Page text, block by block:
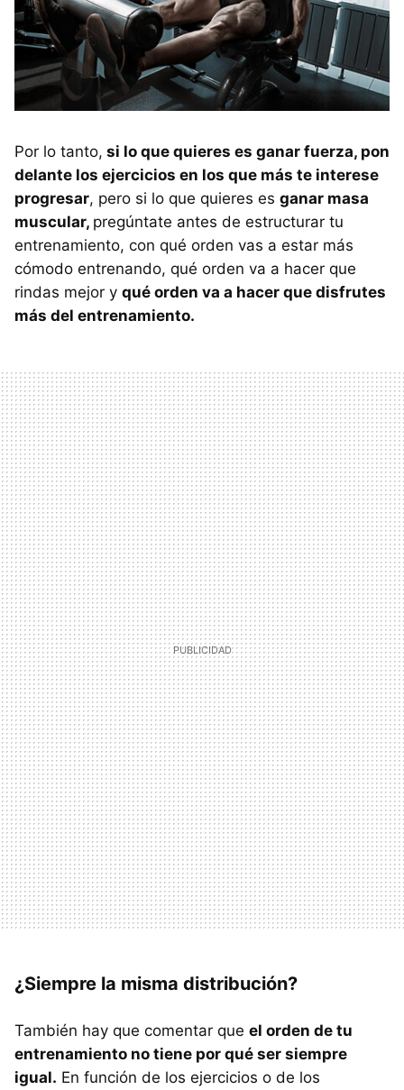
Por lo tanto, si lo que quieres es ganar fuerza, pon
delante los ejercicios en los que más te interese
progresar, pero si lo que quieres es ganar masa
muscular, pregúntate antes de estructurar tu
entrenamiento, con qué orden vas a estar más
cómodo entrenando, qué orden va a hacer que
rindas mejor y qué orden va a hacer que disfrutes
más del entrenamiento.
¿Siempre la misma distribución?
También hay que comentar que el orden de tu
entrenamiento no tiene por qué ser siempre
igual. En función de los ejercicios o de los